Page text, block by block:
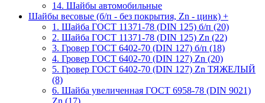
14. Шайбы автомобильные
Шайбы весовые (б/п - без покрытия, Zn - цинк) +
1. Шайба ГОСТ 11371-78 (DIN 125) б/п (20)
2. Шайба ГОСТ 11371-78 (DIN 125) Zn (22)
3. Гровер ГОСТ 6402-70 (DIN 127) б/п (18)
4. Гровер ГОСТ 6402-70 (DIN 127) Zn (20)
5. Гровер ГОСТ 6402-70 (DIN 127) Zn ТЯЖЕЛЫЙ
(8)
6. Шайба увеличенная ГОСТ 6958-78 (DIN 9021)
Zn (17)